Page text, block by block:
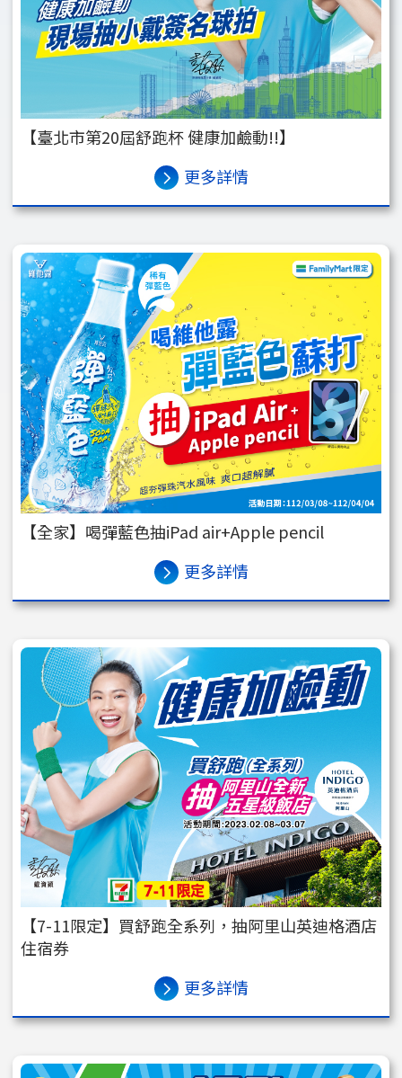
【臺北市第20屆舒跑杯 健康加鹼動!!】
更多詳情
【全家】喝彈藍色抽iPad air+Apple pencil
更多詳情
【7-11限定】買舒跑全系列，抽阿里山英迪格酒店
住宿券
更多詳情